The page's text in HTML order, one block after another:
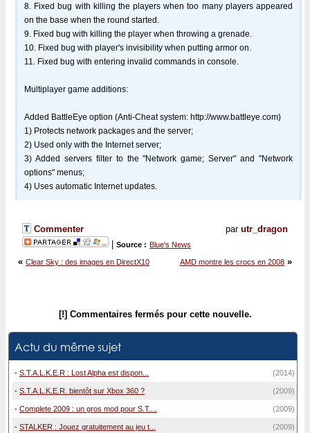
8. Fixed bug with killing the players when too many players appeared
on the base when the round started.
9. Fixed bug with killing the player when throwing a grenade.
10. Fixed bug with player's invisibility when putting armor on.
11. Fixed bug with entering invalid commands in console.
Multiplayer game additions:
Added BattleEye option (Anti-Cheat system: http://www.battleye.com)
1) Protects network packages and the server;
2) Used only with the Internet server;
3) Added servers filter to the "Network game; Server" and "Network
options" menus;
4) Uses automatic Internet updates.
par utr_dragon
Commenter
| Source : Blue's News
AMD montre les crocs en 2008 »
« Clear Sky : des images en DirectX10
[!] Commentaires fermés pour cette nouvelle.
Actu du même sujet
- S.T.A.L.K.E.R : Lost Alpha est dispon... (2014)
- S.T.A.L.K.E.R. bientôt sur Xbox 360 ? (2009)
- Complete 2009 : un gros mod pour S.T.... (2009)
- STALKER : Jouez gratuitement au jeu t... (2009)